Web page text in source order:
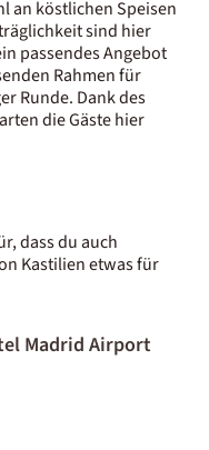
an köstlichen Speisen
sind hier
passendes Angebot
Rahmen für
Runde. Dank des
die Gäste hier
dass du auch
Kastilien etwas für
Madrid Airport